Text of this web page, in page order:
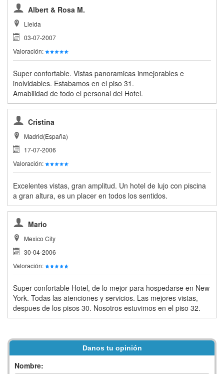
Albert & Rosa M.
Lleida
03-07-2007
Valoración:
Super confortable. Vistas panoramicas inmejorables e
inolvidables. Estabamos en el piso 31.
Amabilidad de todo el personal del Hotel.
Cristina
Madrid(España)
17-07-2006
Valoración:
Excelentes vistas, gran amplitud. Un hotel de lujo con piscina
a gran altura, es un placer en todos los sentidos.
Mario
Mexico City
30-04-2006
Valoración:
Super confortable Hotel, de lo mejor para hospedarse en New
York. Todas las atenciones y servicios. Las mejores vistas,
despues de los pisos 30. Nosotros estuvimos en el piso 32.
Danos tu opinión
Nombre: